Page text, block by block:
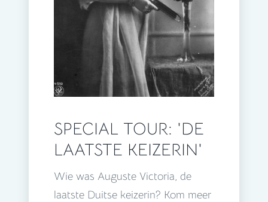
SPECIAL TOUR: 'DE
LAATSTE KEIZERIN'
Wie was Auguste Victoria, de
laatste Duitse keizerin? Kom meer